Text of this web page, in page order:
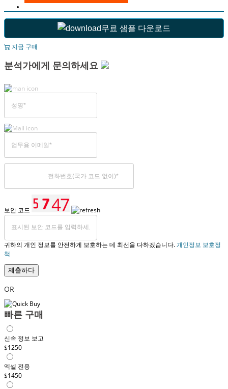
무료 샘플 다운로드
지금 구매
분석가에게 문의하세요
보안 코드
귀하의 개인 정보를 안전하게 보호하는 데 최선을 다하겠습니다.개인정보 보호정
책
제출하다
OR
빠른 구매
신속 정보 보고
$1250
엑셀 전용
$1450